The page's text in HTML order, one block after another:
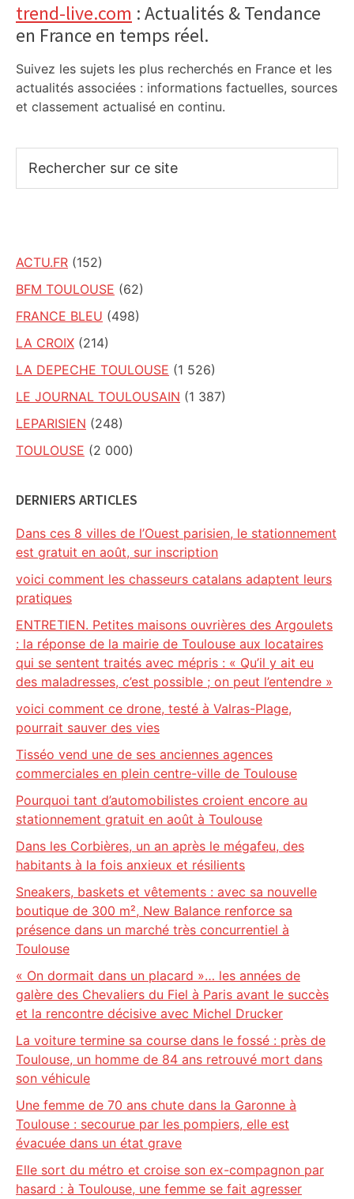
Primary
Sidebar
trend-live.com : Actualités & Tendance
en France en temps réel.
Suivez les sujets les plus recherchés en France et les
actualités associées : informations factuelles, sources
et classement actualisé en continu.
sur
ACTU.FR (152)
BFM TOULOUSE (62)
FRANCE BLEU (498)
LA CROIX (214)
LA DEPECHE TOULOUSE (1 526)
LE JOURNAL TOULOUSAIN (1 387)
LEPARISIEN (248)
TOULOUSE (2 000)
DERNIERS ARTICLES
Dans ces 8 villes de l’Ouest parisien, le stationnement
est gratuit en août, sur inscription
voici comment les chasseurs catalans adaptent leurs
pratiques
ENTRETIEN. Petites maisons ouvrières des Argoulets
: la réponse de la mairie de Toulouse aux locataires
qui se sentent traités avec mépris : « Qu’il y ait eu
des maladresses, c’est possible ; on peut l’entendre »
voici comment ce drone, testé à Valras-Plage,
pourrait sauver des vies
Tisséo vend une de ses anciennes agences
commerciales en plein centre-ville de Toulouse
Pourquoi tant d’automobilistes croient encore au
stationnement gratuit en août à Toulouse
Dans les Corbières, un an après le mégafeu, des
habitants à la fois anxieux et résilients
Sneakers, baskets et vêtements : avec sa nouvelle
boutique de 300 m², New Balance renforce sa
présence dans un marché très concurrentiel à
Toulouse
« On dormait dans un placard »… les années de
galère des Chevaliers du Fiel à Paris avant le succès
et la rencontre décisive avec Michel Drucker
La voiture termine sa course dans le fossé : près de
Toulouse, un homme de 84 ans retrouvé mort dans
son véhicule
Une femme de 70 ans chute dans la Garonne à
Toulouse : secourue par les pompiers, elle est
évacuée dans un état grave
Elle sort du métro et croise son ex-compagnon par
hasard : à Toulouse, une femme se fait agresser